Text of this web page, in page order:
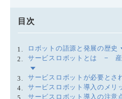
目次
ロボットの語源と発展の歴史
サービスロボットとは − 産
サービスロボットが必要とさ
サービスロボット導入のメリ
サービスロボット導入の注意